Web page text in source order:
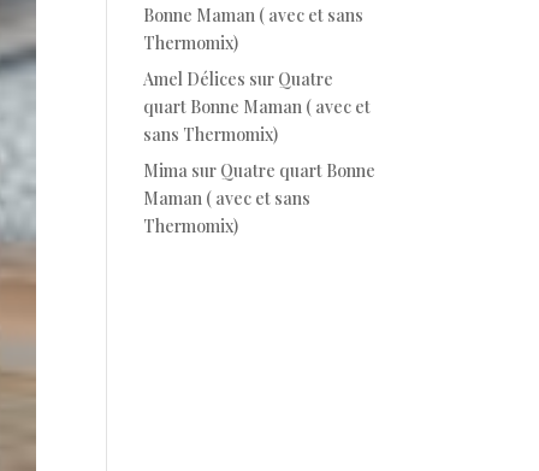
Bonne Maman ( avec et sans
Thermomix)
Amel Délices sur Quatre
quart Bonne Maman ( avec et
sans Thermomix)
Mima sur Quatre quart Bonne
Maman ( avec et sans
Thermomix)